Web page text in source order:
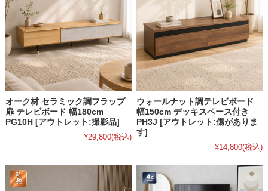
オーク材 セラミック調フラップ
扉 テレビボード 幅180cm
PG10H [アウトレット:撮影品]
¥29,800(税込)
ウォールナット調テレビボード
幅150cm デッキスペース付き
PH3J [アウトレット:傷がありま
す]
¥14,800(税込)